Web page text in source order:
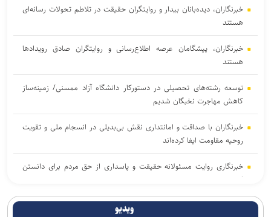
خبرنگاران، دیده‌بانان بیدار و روایتگران حقیقت در تلاطم تحولات رسانه‌ای
هستند
خبرنگاران، پیشگامان عرصه اطلاع‌رسانی و روایتگران صادق رویداد‌ها
هستند
توسعه رشته‌های تحصیلی در دستورکار دانشگاه آزاد ممسنی/ زمینه‌ساز
کاهش مهاجرت نخبگان شدیم
خبرنگاران با صداقت و امانتداری نقش بی‌بدیلی در انسجام ملی و تقویت
روحیه مقاومت ایفا کرده‌اند
خبرنگاری روایت مسئولانه حقیقت و پاسداری از حق مردم برای دانستن
است
«روز خبرنگار» پاسداشت کسانی است که برای اعتلای آگاهی عمومی از
ویدیو